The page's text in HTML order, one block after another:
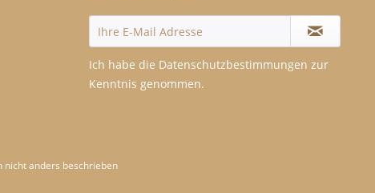
Ich habe die Datenschutzbestimmungen zur
Kenntnis genommen.
anders beschrieben